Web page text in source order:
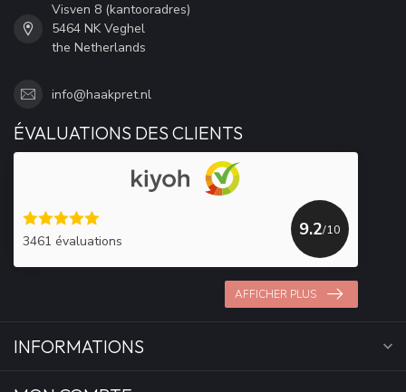
Visven 8 (kantooradres)
5464 NK Veghel
the Netherlands
info@haakpret.nl
ÉVALUATIONS DES CLIENTS
3461 évaluations
9.2/10
AFFICHER PLUS
INFORMATIONS